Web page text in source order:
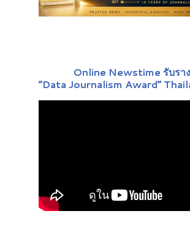
Online Newstime รับรา
“Data Journalism Award”